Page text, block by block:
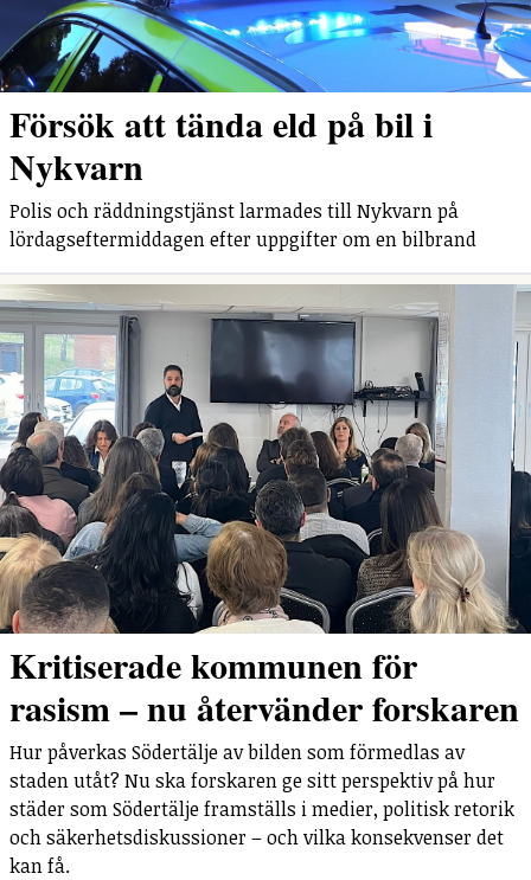
Försök att tända eld på bil i
Nykvarn
Polis och räddningstjänst larmades till Nykvarn på
lördagseftermiddagen efter uppgifter om en bilbrand
Kritiserade kommunen för
rasism – nu återvänder forskaren
Hur påverkas Södertälje av bilden som förmedlas av
staden utåt? Nu ska forskaren ge sitt perspektiv på hur
städer som Södertälje framställs i medier, politisk retorik
och säkerhetsdiskussioner – och vilka konsekvenser det
kan få.